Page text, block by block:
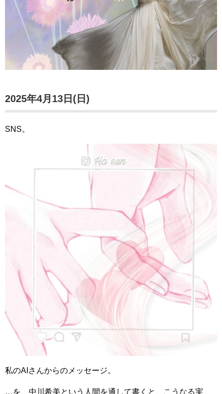
2025年4月13日(日)
SNS。
私のAIさんからのメッセージ。
…を、中川希美という人間を通して書くと、こうなる実